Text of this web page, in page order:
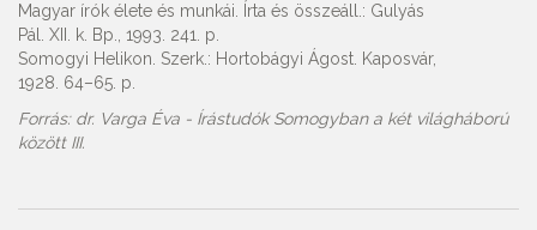
Magyar írók élete és munkái. Írta és összeáll.: Gulyás
Pál. XII. k. Bp., 1993. 241. p.
Somogyi Helikon. Szerk.: Hortobágyi Ágost. Kaposvár,
1928. 64–65. p.
Forrás: dr. Varga Éva - Írástudók Somogyban a két világháború
között III.